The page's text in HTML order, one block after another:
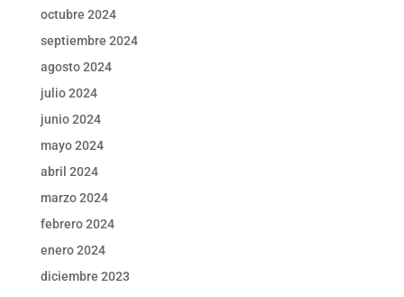
octubre 2024
septiembre 2024
agosto 2024
julio 2024
junio 2024
mayo 2024
abril 2024
marzo 2024
febrero 2024
enero 2024
diciembre 2023